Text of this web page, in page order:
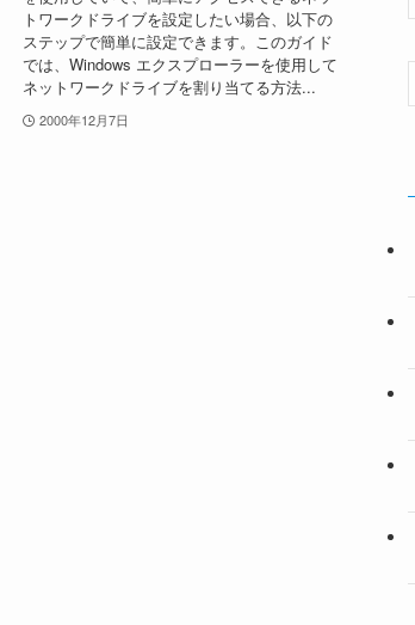
トワークドライブを設定したい場合、以下の
ステップで簡単に設定できます。このガイド
では、Windows エクスプローラーを使用して
ネットワークドライブを割り当てる方法...
2000年12月7日